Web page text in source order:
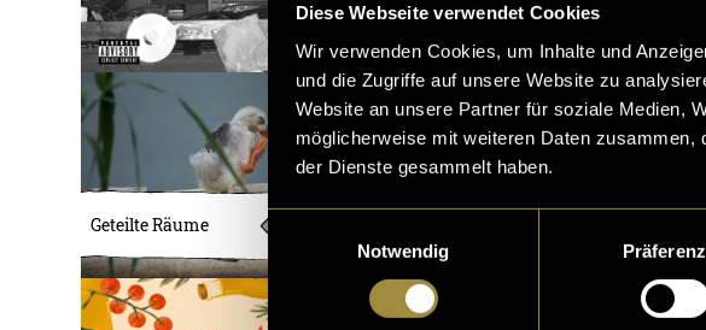
Diese Webseite verwendet Cookies
Wir verwenden Cookies, um Inhalte und
und die Zugriffe auf unsere Website zu
Website an unsere Partner für soziale Medien,
möglicherweise mit weiteren Daten
der Dienste gesammelt haben.
Einwilligungsauswahl
Notwendig
Geteilte Räume